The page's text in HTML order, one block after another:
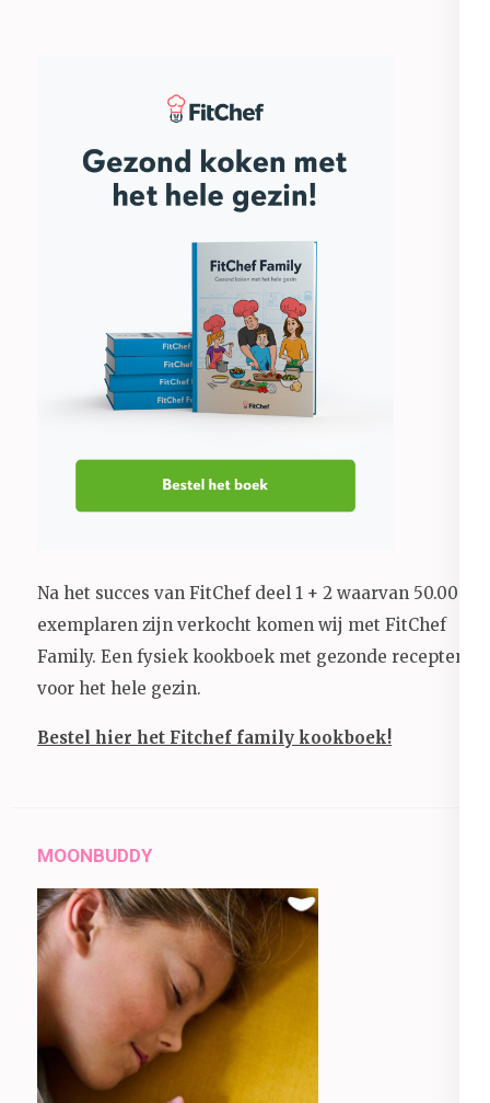
Na het succes van FitChef deel 1 + 2 waarvan 50.000+
exemplaren zijn verkocht komen wij met FitChef
Family. Een fysiek kookboek met gezonde recepten
voor het hele gezin.
Bestel hier het Fitchef family kookboek!
MOONBUDDY